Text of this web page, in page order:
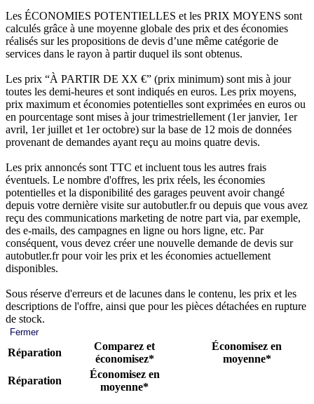
Les ÉCONOMIES POTENTIELLES et les PRIX MOYENS sont
calculés grâce à une moyenne globale des prix et des économies
réalisés sur les propositions de devis d’une même catégorie de
services dans le rayon à partir duquel ils sont obtenus.
Les prix “À PARTIR DE XX €” (prix minimum) sont mis à jour
toutes les demi-heures et sont indiqués en euros. Les prix moyens,
prix maximum et économies potentielles sont exprimées en euros ou
en pourcentage sont mises à jour trimestriellement (1er janvier, 1er
avril, 1er juillet et 1er octobre) sur la base de 12 mois de données
provenant de demandes ayant reçu au moins quatre devis.
Les prix annoncés sont TTC et incluent tous les autres frais
éventuels. Le nombre d'offres, les prix réels, les économies
potentielles et la disponibilité des garages peuvent avoir changé
depuis votre dernière visite sur autobutler.fr ou depuis que vous avez
reçu des communications marketing de notre part via, par exemple,
des e-mails, des campagnes en ligne ou hors ligne, etc. Par
conséquent, vous devez créer une nouvelle demande de devis sur
autobutler.fr pour voir les prix et les économies actuellement
disponibles.
Sous réserve d'erreurs et de lacunes dans le contenu, les prix et les
descriptions de l'offre, ainsi que pour les pièces détachées en rupture
de stock.
Fermer
Réparation
Comparez et
économisez*
Économisez en
moyenne*
Réparation
Économisez en
moyenne*